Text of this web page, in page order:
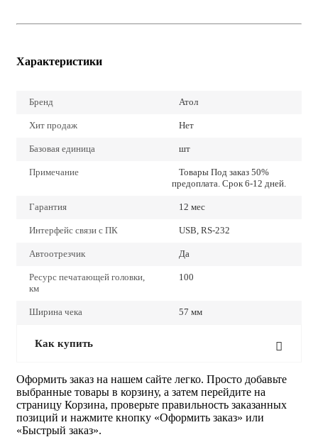
Характеристики
Бренд Атол
Хит продаж Нет
Базовая единица шт
Примечание
Товары Под заказ 50%
предоплата. Срок 6-12 дней.
Гарантия 12 мес
Интерфейс связи с ПК USB, RS-232
Автоотрезчик Да
Ресурс печатающей головки,
км
100
Ширина чека 57 мм
Как купить
Оформить заказ на нашем сайте легко. Просто добавьте
выбранные товары в корзину, а затем перейдите на
страницу Корзина, проверьте правильность заказанных
позиций и нажмите кнопку «Оформить заказ» или
«Быстрый заказ».